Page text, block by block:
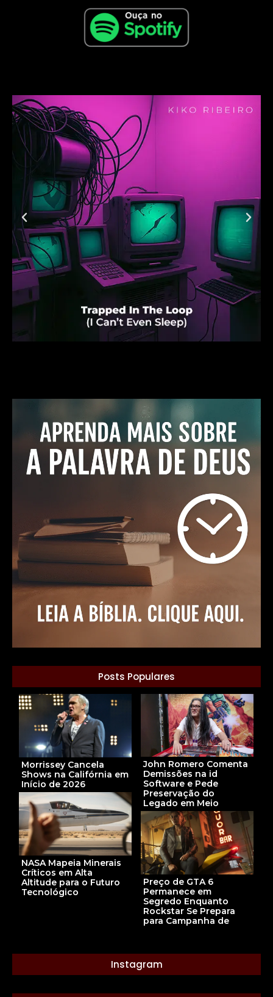
Posts Populares
Morrissey Cancela
Shows na Califórnia em
Início de 2026
John Romero Comenta
Demissões na id
Software e Pede
Preservação do
Legado em Meio
NASA Mapeia Minerais
Críticos em Alta
Altitude para o Futuro
Tecnológico
Preço de GTA 6
Permanece em
Segredo Enquanto
Rockstar Se Prepara
para Campanha de
Instagram